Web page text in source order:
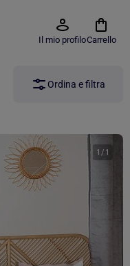
Il mio profiloCarrello
Ordina e filtra
1 / 1